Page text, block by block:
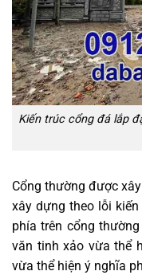
Kiến trúc cổng đá lắp
Cổng thường được
xây dựng theo lỗi
phía trên cổng
văn tinh xảo vừa thể
vừa thể hiện ý nghĩa